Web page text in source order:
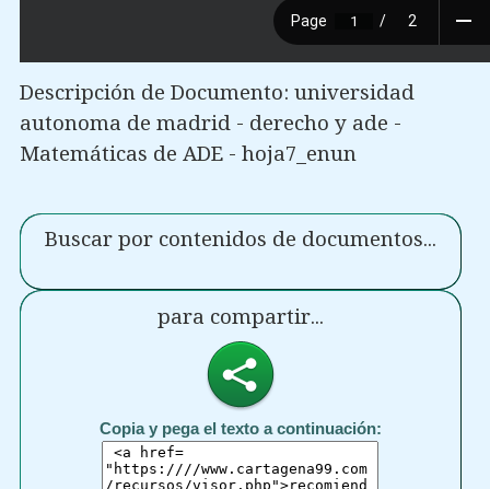
Descripción de Documento: universidad
autonoma de madrid - derecho y ade -
Matemáticas de ADE - hoja7_enun
Buscar por contenidos de documentos...
para compartir...
Copia y pega el texto a continuación: